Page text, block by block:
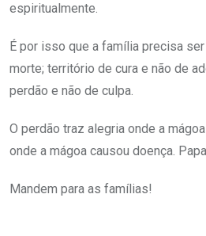
espiritualmente.
É por isso que a família precisa
morte; território de cura e não de
perdão e não de culpa.
O perdão traz alegria onde a
onde a mágoa causou doença.
Mandem para as famílias!